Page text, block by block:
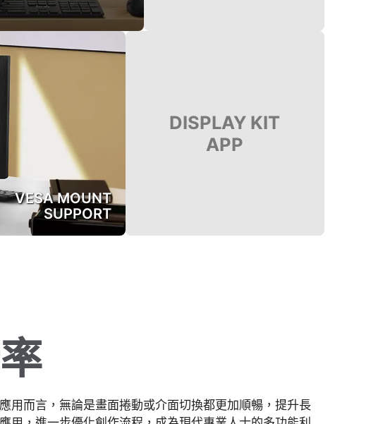
VESA MOUNT
SUPPORT
DISPLAY KIT
APP
用而言，無論是畫面捲動或介面切換都更加順暢，提升長